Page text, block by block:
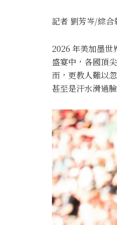
記者 劉芳岑/綜合
2026 年美加墨世
盛宴中，各國頂
而，更教人難以
甚至是汗水滑過